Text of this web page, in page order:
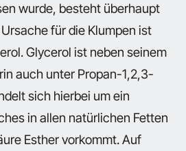
wurde, besteht überhaupt
für die Klumpen ist
Glycerol ist neben seinem
auch unter Propan-1,2,3-
sich hierbei um ein
in allen natürlichen Fetten
Esther vorkommt. Auf